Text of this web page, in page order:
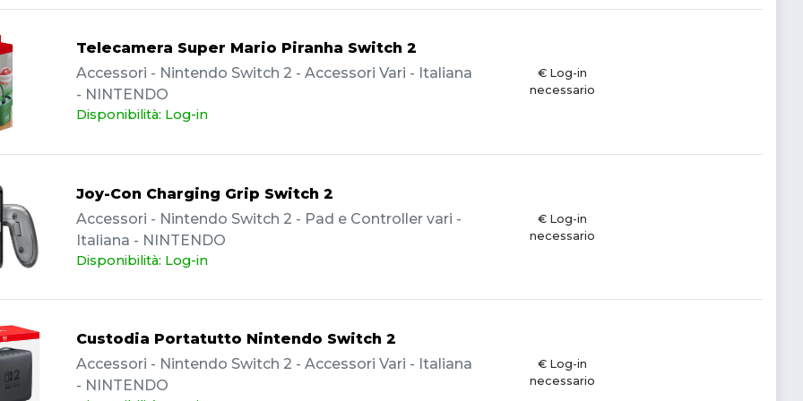
Telecamera Super Mario Piranha Switch 2
Accessori - Nintendo Switch 2 - Accessori Vari - Italiana
- NINTENDO
Disponibilità: Log-in
€ Log-in
necessario
Joy-Con Charging Grip Switch 2
Accessori - Nintendo Switch 2 - Pad e Controller vari -
Italiana - NINTENDO
Disponibilità: Log-in
€ Log-in
necessario
Custodia Portatutto Nintendo Switch 2
Accessori - Nintendo Switch 2 - Accessori Vari - Italiana
- NINTENDO
€ Log-in
necessario